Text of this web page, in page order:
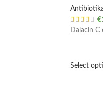
Antibiotika
€
Dalacin C
Select